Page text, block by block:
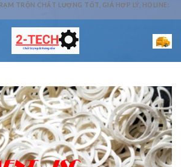
TRỘN CHẤT LƯỢNG TỐT, GIÁ HỢP LÝ, HOLINE: